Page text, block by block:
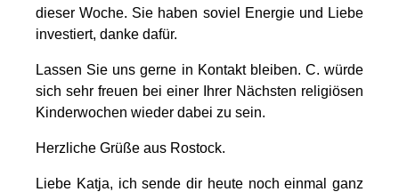
dieser Woche. Sie haben soviel Energie und Liebe
investiert, danke dafür.
Lassen Sie uns gerne in Kontakt bleiben. C. würde
sich sehr freuen bei einer Ihrer Nächsten religiösen
Kinderwochen wieder dabei zu sein.
Herzliche Grüße aus Rostock.
Liebe Katja, ich sende dir heute noch einmal ganz